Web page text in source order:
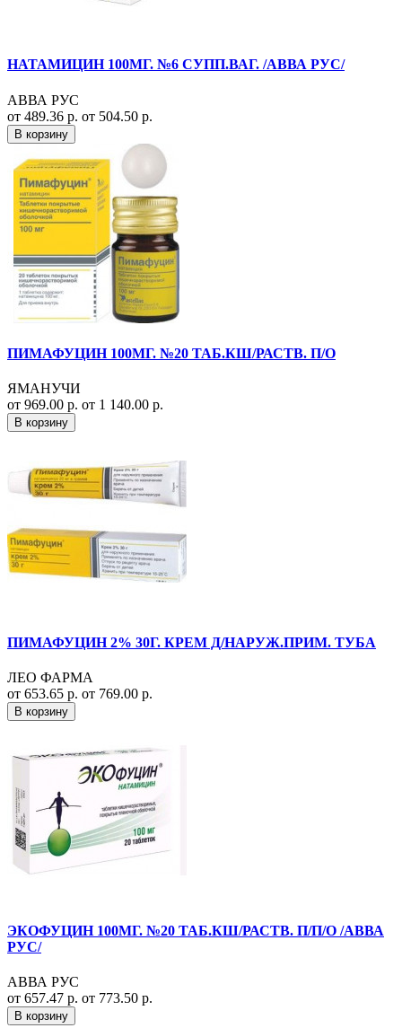
НАТАМИЦИН 100МГ. №6 СУПП.ВАГ. /АВВА РУС/
АВВА РУС
от 489.36 р. от 504.50 р.
В корзину
ПИМАФУЦИН 100МГ. №20 ТАБ.КШ/РАСТВ. П/О
ЯМАНУЧИ
от 969.00 р. от 1 140.00 р.
В корзину
ПИМАФУЦИН 2% 30Г. КРЕМ Д/НАРУЖ.ПРИМ. ТУБА
ЛЕО ФАРМА
от 653.65 р. от 769.00 р.
В корзину
ЭКОФУЦИН 100МГ. №20 ТАБ.КШ/РАСТВ. П/П/О /АВВА
РУС/
АВВА РУС
от 657.47 р. от 773.50 р.
В корзину